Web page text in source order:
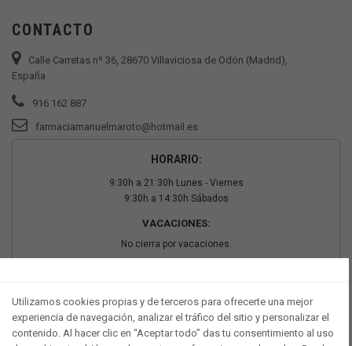
CONTACTO
Calle Carretas nº 36, 28670 Villaviciosa de Odón (Madrid),
España
916 162 887
farmaciamanuelmaroto@hotmail.es
HORARIO:
9:30h a 21:30h Lunes - Viernes
9:30h a 14:30h Sábados
VACACIONES:
No cierra por vacaciones.
Utilizamos cookies propias y de terceros para ofrecerte una mejor
experiencia de navegación, analizar el tráfico del sitio y personalizar el
contenido. Al hacer clic en “Aceptar todo” das tu consentimiento al uso